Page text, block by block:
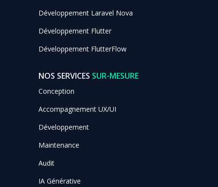
Développement Laravel Nova
Développement Flutter
Développement FlutterFlow
NOS SERVICES SUR-MESURE
Conception
Accompagnement UX/UI
Développement
Maintenance
Audit
IA Générative